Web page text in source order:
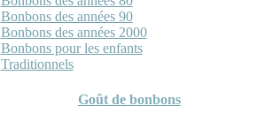
Bonbons des années 90
Bonbons des années 2000
Bonbons pour les enfants
Traditionnels
Goût de bonbons